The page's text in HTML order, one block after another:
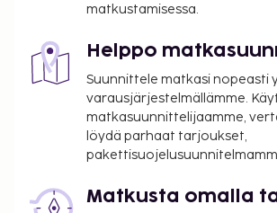
matkustamisessa.
Helppo
Suunnittele matkasi nopeasti
varausjärjestelmällämme.
matkasuunnittelijaamme,
löydä parhaat tarjoukset,
Matkusta omalla